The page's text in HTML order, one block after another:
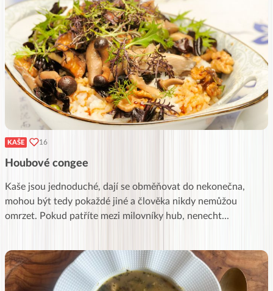
KAŠE 16
Houbové congee
Kaše jsou jednoduché, dají se obměňovat do nekonečna,
mohou být tedy pokaždé jiné a člověka nikdy nemůžou
omrzet. Pokud patříte mezi milovníky hub, nenecht...